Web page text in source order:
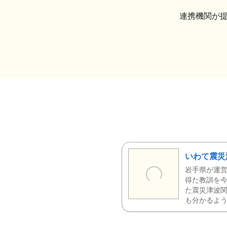
連携機関が
いわて震
岩手県が運
得た教訓を
た震災津波
も分かるよ